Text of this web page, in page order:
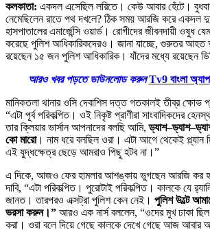
কলকাতা: একদল এসেছিল লরিতে। কেউ আবার হেঁটে।
নেমেছিলেন রাতে পথ দখলে? ঠিক সময় আরজি করে একদল
হাসপাতালের এমার্জেন্সি ওয়ার্ড। রোগীদের জীবনদায়ী ওষুধ
করেছে পুলিশ আধিকারিকদেরও। জানা যাচ্ছে, গুরুতর আহত
রয়েছেন ১৫ জন পুলিশ আধিকারিক। যাঁদের মধ্যে রয়েছেন
আরও খবর পড়তে ডাউনলোড করুন Tv9 বাংলা অ্যাপ
মানিকতলা থানার ওসি দেবাশিস দত্ত গতকালই তীব্র ক্ষোভ
“এটা পূর্ব পরিকল্পিত। ওই নিকৃষ্ট প্রাণীরা সাংবাদিকদের
তার ক্লিয়ার ভার্সান আপনাদের বলছি আমি,
কো মারো। নাম ধরে বলছিল ওরা। এটা আগে থেকেই
এই যুদ্ধক্ষেত্র ছেড়ে আমরাও পিছু হটব না।”
এ দিকে, আজও ফের হামলার আশঙ্কায় ভুগছেন আরজি কর
দাবি, “এটা পরিকল্পিত। পুরোটাই পরিকল্পিত। কালকে যে
জানত। তারপরও এক্সট্রা পুলিশ কেন নেই। পুলিশ উল্টে
ভরসা করুন।” আরও এক নার্স বললেন, “ওদের মুখ ঢাকা
করা। ওরা বলে দিয়ে গেছে কালকে দেখে গেছে আজ আবার